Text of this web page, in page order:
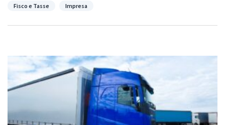
Categorie
Fisco e Tasse Impresa